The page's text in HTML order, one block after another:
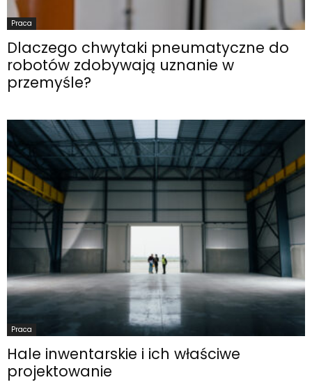
Praca
Dlaczego chwytaki pneumatyczne do
robotów zdobywają uznanie w
przemyśle?
Praca
Hale inwentarskie i ich właściwe
projektowanie